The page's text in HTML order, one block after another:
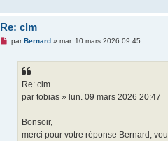
u
Re: clm
MparBernard» mar. 10 mars 2026 09:45
Re: clm
par tobias » lun. 09 mars 2026 20:47
Bonsoir,
merci pour votre réponse Bernard,